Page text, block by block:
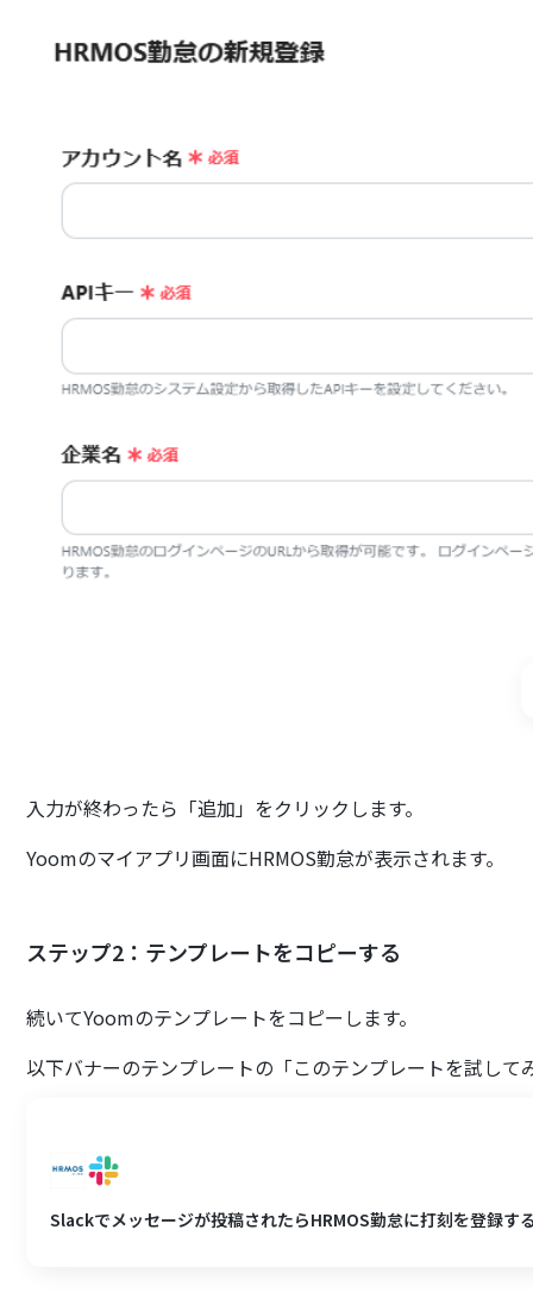
入力が終わったら「追加」をクリックします。
Yoomのマイアプリ画面にHRMOS勤怠が表示されます。
ステップ2：テンプレートをコピーする
続いてYoomのテンプレートをコピーします。
以下バナーのテンプレートの「このテンプレートを試して
Slackでメッセージが投稿されたらHRMOS勤怠に打刻を登録す